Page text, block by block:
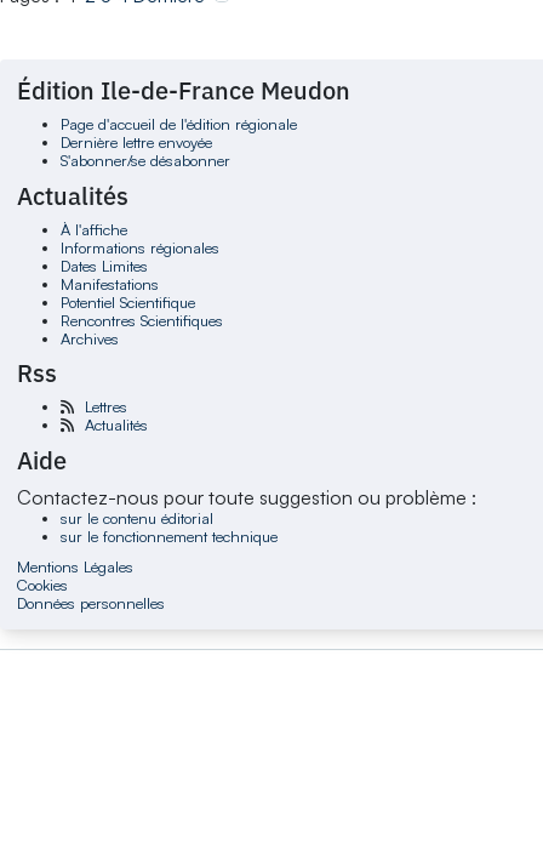
Édition Ile-de-France Meudon
Page d'accueil de l'édition régionale
Dernière lettre envoyée
S'abonner/se désabonner
Actualités
À l'affiche
Informations régionales
Dates Limites
Manifestations
Potentiel Scientifique
Rencontres Scientifiques
Archives
Rss
Lettres
Actualités
Aide
Contactez-nous pour toute suggestion ou problème :
sur le contenu éditorial
sur le fonctionnement technique
Mentions Légales
Cookies
Données personnelles